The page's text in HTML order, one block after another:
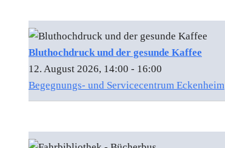
Bluthochdruck und der gesunde Kaffee
12. August 2026, 14:00 - 16:00
Begegnungs- und Servicecentrum Eckenheim